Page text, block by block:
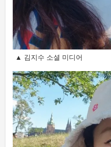
▲ 김지수 소셜 미디어